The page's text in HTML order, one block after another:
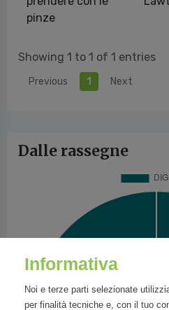
pinze
Showing 1 to 1 of 1 entries
Previous 1 Next
Dalle rassegne
Informativa
Noi e terze parti selezionate
per finalità tecniche e, con il tuo